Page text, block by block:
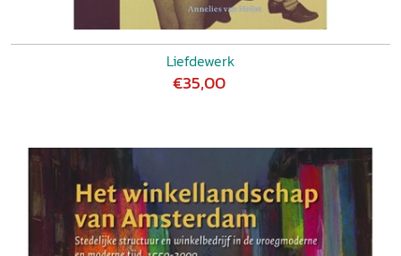
Liefdewerk
€35,00